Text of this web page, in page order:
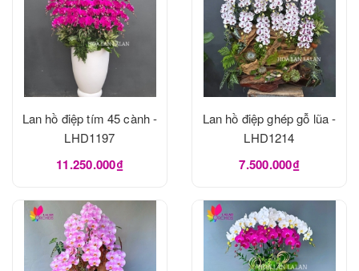
Lan hồ điệp tím 45 cành -
LHD1197
11.250.000₫
Lan hồ điệp ghép gỗ lũa -
LHD1214
7.500.000₫